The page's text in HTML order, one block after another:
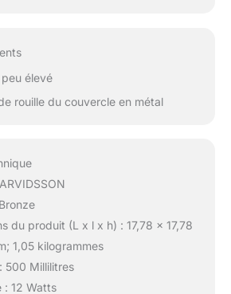
élevé
rouille du couvercle en métal
du produit (L x l x h) : 17,78 x 17,78
1,05 kilogrammes
500 Millilitres
: 12 Watts